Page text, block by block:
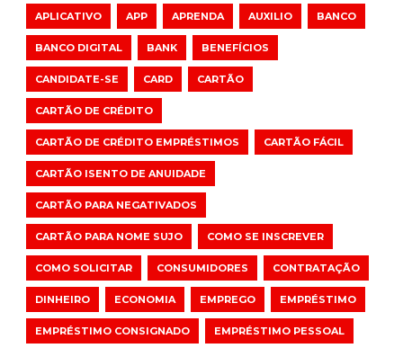
APLICATIVO APP APRENDA AUXILIO BANCO
BANCO DIGITAL BANK BENEFÍCIOS
CANDIDATE-SE CARD CARTÃO
CARTÃO DE CRÉDITO
CARTÃO DE CRÉDITO EMPRÉSTIMOS CARTÃO FÁCIL
CARTÃO ISENTO DE ANUIDADE
CARTÃO PARA NEGATIVADOS
CARTÃO PARA NOME SUJO COMO SE INSCREVER
COMO SOLICITAR CONSUMIDORES CONTRATAÇÃO
DINHEIRO ECONOMIA EMPREGO EMPRÉSTIMO
EMPRÉSTIMO CONSIGNADO EMPRÉSTIMO PESSOAL